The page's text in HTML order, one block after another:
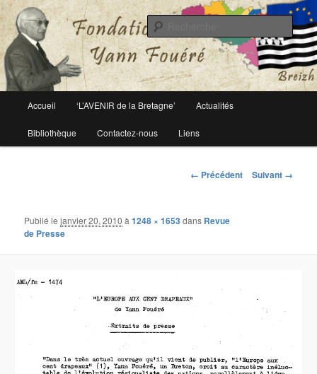
Fondation Yann Fouéré
Le site officiel de la fondation Yann Fouéré
principal
Aller
au
Accueil ‘L’AVENIR de la Bretagne’ Actualités
Bibliothèque Contactez-nous Liens
Navigation
← Précédent Suivant →
Publié lejanvier 20, 2010 à1248 × 1653 dans Revue
de Presse